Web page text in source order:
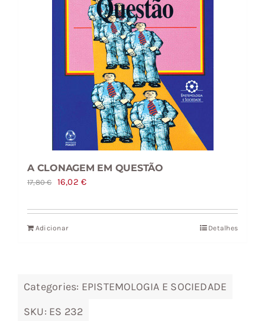
A CLONAGEM EM QUESTÃO
17,80€
O
original
era:
16,02€O
atual
Adicionar Detalhes
Categories: EPISTEMOLOGIA E SOCIEDADE
SKU: ES 232